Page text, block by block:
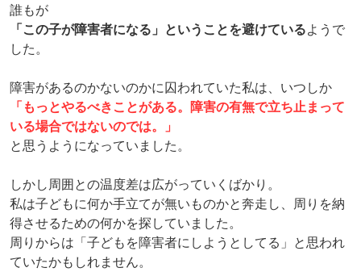
誰もが
「この子が障害者になる」ということを避けているようで
した。
障害があるのかないのかに囚われていた私は、いつしか
「もっとやるべきことがある。障害の有無で立ち止まって
いる場合ではないのでは。」
と思うようになっていました。
しかし周囲との温度差は広がっていくばかり。
私は子どもに何か手立てが無いものかと奔走し、周りを納
得させるための何かを探していました。
周りからは「子どもを障害者にしようとしてる」と思われ
ていたかもしれません。